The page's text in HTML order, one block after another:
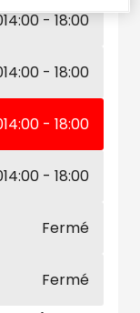
14:00 - 18:00
14:00 - 18:00
14:00 - 18:00
14:00 - 18:00
Fermé
Fermé